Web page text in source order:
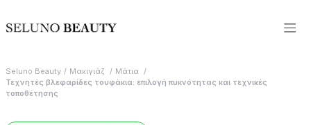
Seluno Beauty Μακιγιάζ
Μάτια
Τεχνητές βλεφαρίδες τουφάκια: επιλογή πυκνότητας και τεχνικές
τοποθέτησης